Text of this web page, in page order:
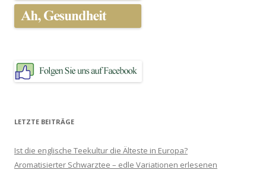
LETZTE BEITRÄGE
Ist die englische Teekultur die Älteste in Europa?
Aromatisierter Schwarztee – edle Variationen erlesenen